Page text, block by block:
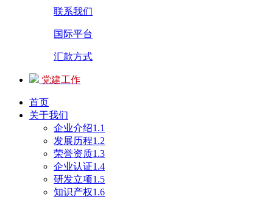
联系我们
国际平台
汇款方式
党建工作
首页
关于我们
企业介绍1.1
发展历程1.2
荣誉资质1.3
企业认证1.4
研发立项1.5
知识产权1.6